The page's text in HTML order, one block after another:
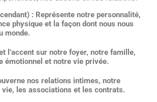
: Représente notre personnalité,
physique et la façon dont nous nous
monde.
l’accent sur notre foyer, notre famille,
émotionnel et notre vie privée.
nos relations intimes, notre
vie, les associations et les contrats.